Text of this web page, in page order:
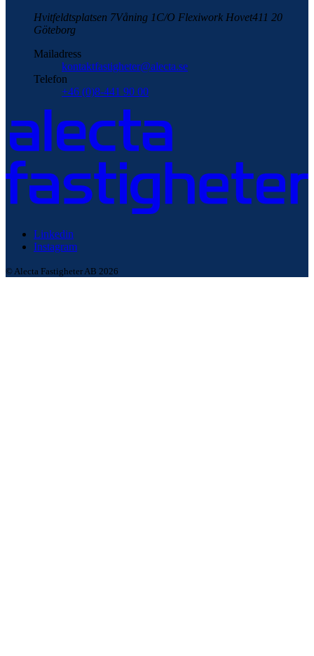
Hvitfeldtsplatsen 7Våning 1C/O Flexiwork Hovet411 20
Göteborg
Mailadress
kontaktfastigheter@alecta.se
Telefon
+46 (0)8-441 90 00
Linkedin
Instagram
© Alecta Fastigheter AB 2026